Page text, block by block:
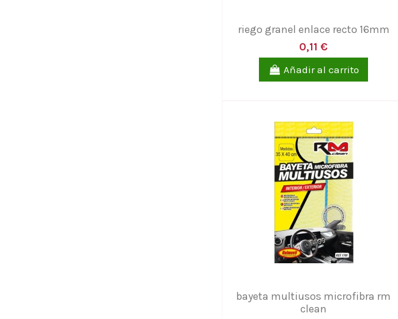
riego granel enlace recto 16mm
0,11 €
Añadir al carrito
bayeta multiusos microfibra rm
clean